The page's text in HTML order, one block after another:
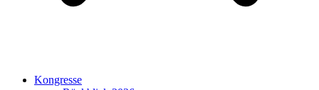
Kongresse